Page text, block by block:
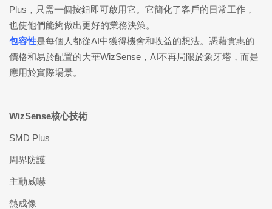
Plus，只需一個按鈕即可啟用它。它簡化了客戶的日常工作，
也使他們能夠做出更好的業務決策。
包容性是每個人都從AI中獲得機會和收益的想法。憑藉實惠的
價格和易於配置的大華WizSense，AI不再局限於象牙塔，而是
應用於實際場景。
WizSense核心技術
SMD Plus
周界防護
主動威嚇
熱成像